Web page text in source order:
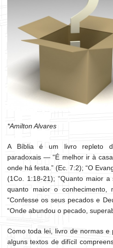
*Amilton Alvares
A Bíblia é um livro repleto
paradoxais — “É melhor ir à
onde há festa.” (Ec. 7:2); “O
(1Co. 1:18-21); “Quanto maior
quanto maior o conhecimento,
“Confesse os seus pecados e
“Onde abundou o pecado,
Como toda lei, livro de normas e
alguns textos de difícil